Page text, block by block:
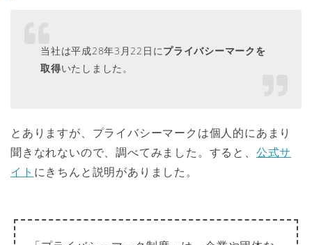
当社は平成28年3月22日にプライバシーマークを
取得いたしました。
とありますが、プライバシーマークは個人的にあまり
聞きなれないので、調べてみました。すると、 公式サ
イト にきちんと説明がありました。